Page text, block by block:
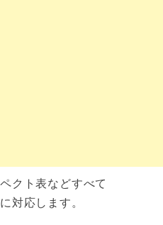
クト表などすべて
対応します。